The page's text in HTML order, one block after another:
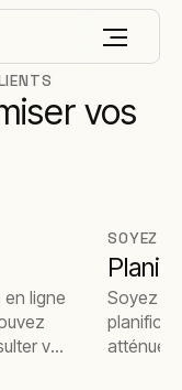
vos
ligne
vos
SOYEZ
Soyez